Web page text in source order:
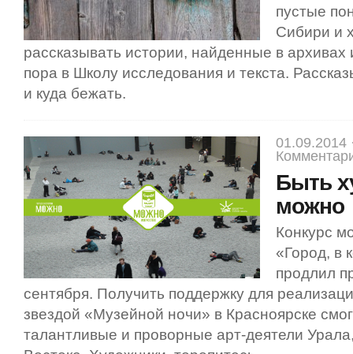
пустые
Сибири и
рассказывать истории, найденные в
пора в Школу исследования и текста.
и куда бежать.
01.09.2014
Быть
можно
Конкурс
«Город,
продлил
сентября. Получить поддержку для
звездой «Музейной ночи» в Красноярске
талантливые и проворные арт-деятели